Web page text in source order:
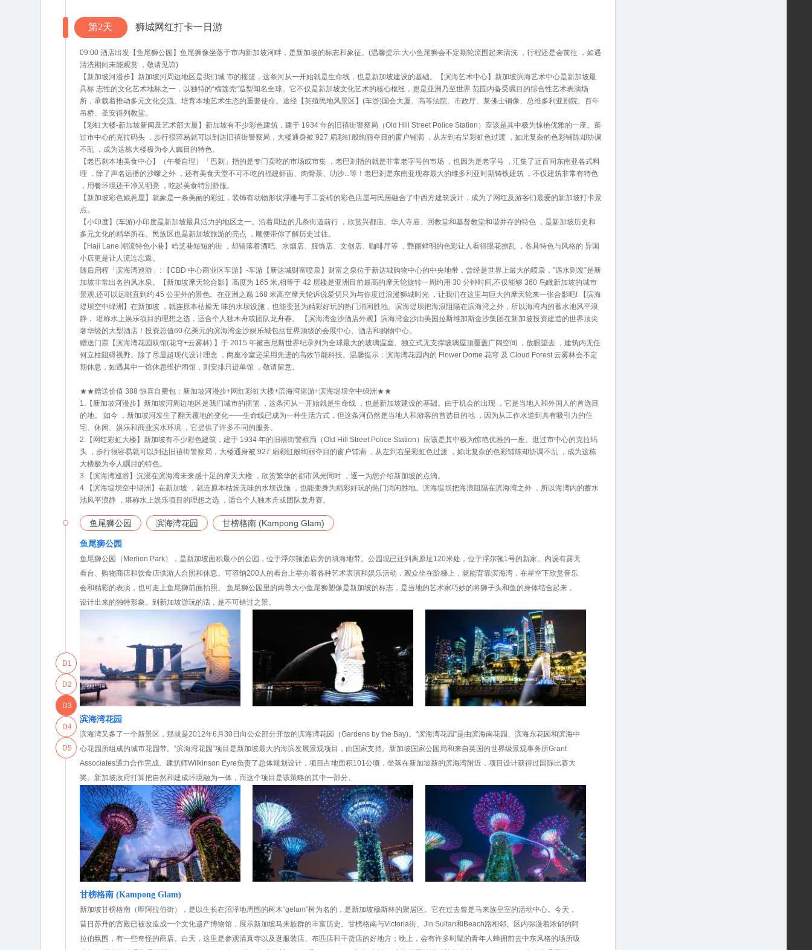
D1
D2
D3
D4
D5
第2天 狮城网红打卡一日游
09:00 酒店出发【鱼尾狮公园】鱼尾狮像坐落于市内新加坡河畔，是新加坡的标志和象征。(温馨提示:大小鱼尾狮会不定期轮流围起来清洗 ，行程还是会前往 ，如遇
清洗期间未能观赏 ，敬请见谅)
【新加坡河漫步】新加坡河周边地区是我们城 市的摇篮，这条河从一开始就是生命线，也是新加坡建设的基础。【滨海艺术中心】新加坡滨海艺术中心是新加坡最
具标 志性的文化艺术地标之一，以独特的“榴莲壳”造型闻名全球。它不仅是新加坡文化艺术的核心枢纽，更是亚洲乃至世界 范围内备受瞩目的综合性艺术表演场
所，承载着推动多元文化交流、培育本地艺术生态的重要使命。途经【英殖民地风景区】(车游)国会大厦、高等法院、市政厅、莱佛士铜像、总维多利亚剧院、百年
吊桥、圣安得列教堂。
【彩虹大楼-新加坡新闻及艺术部大厦】新加坡有不少彩色建筑，建于 1934 年的旧禧街警察局（Old Hill Street Police Station）应该是其中极为惊艳优雅的一座。逛
过市中心的克拉码头 ，步行很容易就可以到达旧禧街警察局，大楼通身被 927 扇彩虹般绚丽夺目的窗户铺满 ，从左到右呈彩虹色过渡 ，如此复杂的色彩铺陈却协调
不乱 ，成为这栋大楼极为令人瞩目的特色。
【老巴刹本地美食中心】（午餐自理）「巴剎」指的是专门卖吃的市场或市集 ，老巴剎指的就是非常老字号的市场 ，也因为是老字号 ，汇集了近百间东南亚各式料
理 ，除了声名远播的沙嗲之外 ，还有美食天堂不可不吃的福建虾面、肉骨茶、叻沙...等！老巴剎是东南亚现存最大的维多利亚时期铸铁建筑 ，不仅建筑非常有特色
，用餐环境还干净又明亮 ，吃起美食特别舒服。
【新加坡彩色娘惹屋】就象是一条美丽的彩虹，装饰有动物形状浮雕与手工瓷砖的彩色店屋与民居融合了中西方建筑设计，成为了网红及游客们最爱的新加坡打卡景
点。
【小印度】(车游)小印度是新加坡最具活力的地区之一。沿着周边的几条街道前行 ，欣赏兴都庙、华人寺庙、回教堂和基督教堂和谐并存的特色 ，是新加坡历史和
多元文化的精华所在。民族区也是新加坡旅游的亮点 ，顺便带你了解历史过往。
【Haji Lane 潮流特色小巷】哈芝巷短短的街 ，却错落着酒吧、水烟店、服饰店、文创店、咖啡厅等 ，艷丽鲜明的色彩让人看得眼花撩乱 ，各具特色与风格的 异国
小店更是让人流连忘返。
随后启程「滨海湾巡游」: 【CBD 中心商业区车游】-车游【新达城财富喷泉】财富之泉位于新达城购物中心的中央地带，曾经是世界上最大的喷泉，”遇水则发”是新
加坡非常出名的风水泉。【新加坡摩天轮合影】高度为 165 米,相等于 42 层楼是亚洲目前最高的摩天轮旋转一周约用 30 分钟时间,不仅能够 360 鸟瞰新加坡的城市
景观,还可以远眺直到约 45 公里外的景色。在亚洲之巅 168 米高空摩天轮诉说爱切只为与你度过浪漫狮城时光 ，让我们在这里与巨大的摩天轮来一张合影吧! 【滨海
堤坝空中绿洲】在新加坡 ，就连原本枯燥无 味的水坝设施，也能变甚为精彩好玩的热门消闲胜地。滨海堤坝把海浪阻隔在滨海湾之外，所以海湾内的蓄水池风平浪
静， 堪称水上娱乐项目的理想之选，适合个人独木舟或团队龙舟赛。 【滨海湾金沙酒店外观】滨海湾金沙由美国拉斯维加斯金沙集团在新加坡投资建造的世界顶尖
奢华级的大型酒店！投资总值60 亿美元的滨海湾金沙娱乐城包括世界顶级的会展中心、酒店和购物中心。
赠送门票【滨海湾花园双馆(花穹+云雾林) 】于 2015 年被吉尼斯世界纪录列为全球最大的玻璃温室。独立式无支撑玻璃屋顶覆盖广阔空间 ，放眼望去 ，建筑内无任
何立柱阻碍视野。除了尽显超现代设计理念 ，两座冷室还采用先进的高效节能科技。温馨提示：滨海湾花园内的 Flower Dome 花穹 及 Cloud Forest 云雾林会不定
期休息，如遇其中一馆休息维护闭馆，则安排只进单馆 ，敬请留意。
★★赠送价值 388 惊喜自费包：新加坡河漫步+网红彩虹大楼+滨海湾巡游+滨海堤坝空中绿洲★★
1.【新加坡河漫步】新加坡河周边地区是我们城市的摇篮 ，这条河从一开始就是生命线 ，也是新加坡建设的基础。由于机会的出现 ，它是当地人和外国人的首选目
的地。 如今 ，新加坡河发生了翻天覆地的变化——生命线已成为一种生活方式，但这条河仍然是当地人和游客的首选目的地 ，因为从工作水道到具有吸引力的住
宅、休闲、娱乐和商业滨水环境 ，它提供了许多不同的服务。
2.【网红彩虹大楼】新加坡有不少彩色建筑，建于 1934 年的旧禧街警察局（Old Hill Street Police Station）应该是其中极为惊艳优雅的一座。逛过市中心的克拉码
头 ，步行很容易就可以到达旧禧街警察局，大楼通身被 927 扇彩虹般绚丽夺目的窗户铺满 ，从左到右呈彩虹色过渡 ，如此复杂的色彩铺陈却协调不乱 ，成为这栋
大楼极为令人瞩目的特色。
3.【滨海湾巡游】沉浸在滨海湾未来感十足的摩天大楼 ，欣赏繁华的都市风光同时 ，逐一为您介绍新加坡的点滴。
4.【滨海堤坝空中绿洲】在新加坡 ，就连原本枯燥无味的水坝设施 ，也能变身为精彩好玩的热门消闲胜地。滨海堤坝把海浪阻隔在滨海湾之外 ，所以海湾内的蓄水
池风平浪静 ，堪称水上娱乐项目的理想之选 ，适合个人独木舟或团队龙舟赛。
鱼尾狮公园 滨海湾花园 甘榜格南 (Kampong Glam)
鱼尾狮公园
鱼尾狮公园（Merlion Park），是新加坡面积最小的公园，位于浮尔顿酒店旁的填海地带。公园现已迁到离原址120米处，位于浮尔顿1号的新家。内设有露天
看台、购物商店和饮食店供游人合照和休息。可容纳200人的看台上举办着各种艺术表演和娱乐活动，观众坐在阶梯上，就能背靠滨海湾，在星空下欣赏音乐
会和精彩的表演，也可走上鱼尾狮前面拍照。 鱼尾狮公园里的两尊大小鱼尾狮塑像是新加坡的标志，是当地的艺术家巧妙的将狮子头和鱼的身体结合起来，
设计出来的独特形象。到新加坡游玩的话，是不可错过之景。
滨海湾花园
滨海湾又多了一个新景区，那就是2012年6月30日向公众部分开放的滨海湾花园（Gardens by the Bay)。“滨海湾花园”是由滨海南花园、滨海东花园和滨海中
心花园所组成的城市花园带。“滨海湾花园”项目是新加坡最大的海滨发展景观项目，由国家支持。新加坡国家公园局和来自英国的世界级景观事务所Grant
Associates通力合作完成。建筑师Wilkinson Eyre负责了总体规划设计，项目占地面积101公顷，坐落在新加坡新的滨海湾附近，项目设计获得过国际比赛大
奖。新加坡政府打算把自然和建成环境融为一体，而这个项目是该策略的其中一部分。
甘榜格南 (Kampong Glam)
新加坡甘榜格南（即阿拉伯街），是以生长在沼泽地周围的树木“gelam”树为名的，是新加坡穆斯林的聚居区。它在过去曾是马来族皇室的活动中心。今天，
昔日苏丹的宫殿已被改造成一个文化遗产博物馆，展示新加坡马来族群的丰富历史。甘榜格南与Victoria街、Jln Sultan和Beach路相邻。区内弥漫着浓郁的阿
拉伯氛围，有一些奇怪的商店。白天，这里是参观清真寺以及逛服装店、布匹店和干货店的好地方；晚上，会有许多时髦的青年人蜂拥前去中东风格的场所吸